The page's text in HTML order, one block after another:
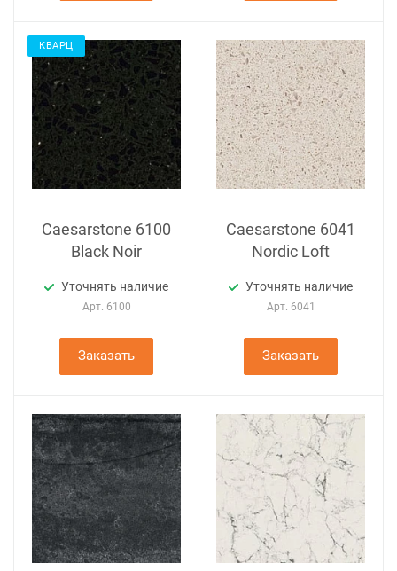
КВАРЦ
Caesarstone 6100
Black Noir
Уточнять наличие
Арт. 6100
Заказать
Caesarstone 6041
Nordic Loft
Уточнять наличие
Арт. 6041
Заказать